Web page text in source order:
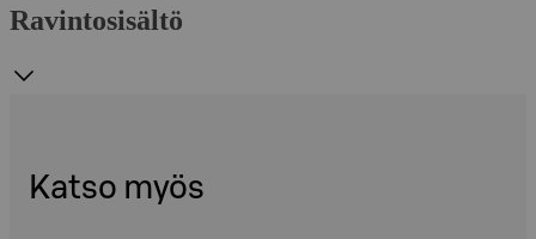
Ravintosisältö
Katso myös